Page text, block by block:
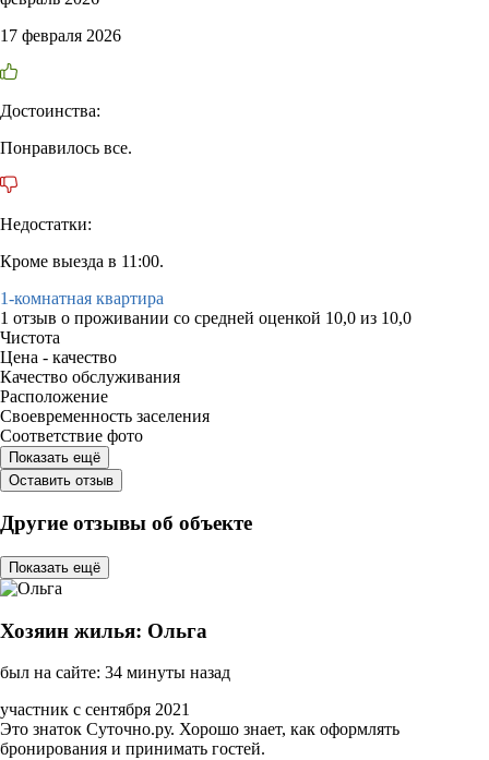
17 февраля 2026
Достоинства:
Понравилось все.
Недостатки:
Кроме выезда в 11:00.
1-комнатная квартира
1 отзыв о проживании со средней оценкой 10,0 из 10,0
Чистота
Цена - качество
Качество обслуживания
Расположение
Своевременность заселения
Соответствие фото
Показать ещё
Оставить отзыв
Другие отзывы об объекте
Показать ещё
Хозяин жилья: Ольга
был на сайте: 34 минуты назад
участник с сентября 2021
Это знаток Суточно.ру. Хорошо знает, как оформлять
бронирования и принимать гостей.